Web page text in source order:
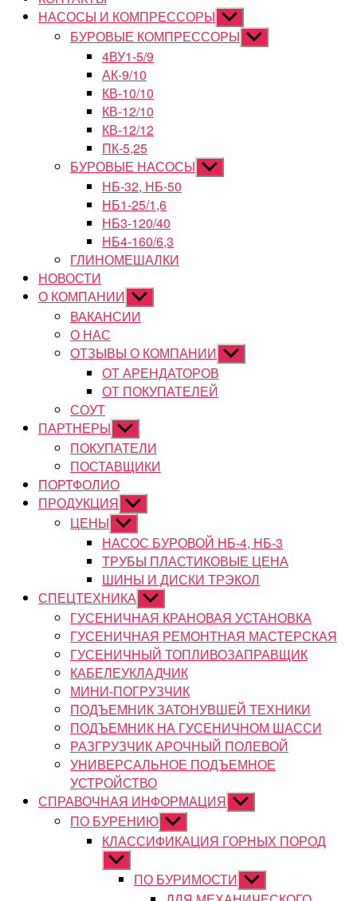
НАСОСЫ И КОМПРЕССОРЫ Показывать
подменю
БУРОВЫЕ КОМПРЕССОРЫ Показывать
подменю
4ВУ1-5/9
АК-9/10
КВ-10/10
КВ-12/10
КВ-12/12
ПК-5,25
БУРОВЫЕ НАСОСЫ Показывать
подменю
НБ-32, НБ-50
НБ1-25/1,6
НБ3-120/40
НБ4-160/6,3
ГЛИНОМЕШАЛКИ
НОВОСТИ
О КОМПАНИИ Показывать
подменю
ВАКАНСИИ
О НАС
ОТЗЫВЫ О КОМПАНИИ Показывать
подменю
ОТ АРЕНДАТОРОВ
ОТ ПОКУПАТЕЛЕЙ
СОУТ
ПАРТНЕРЫ Показывать
подменю
ПОКУПАТЕЛИ
ПОСТАВЩИКИ
ПОРТФОЛИО
ПРОДУКЦИЯ Показывать
подменю
ЦЕНЫ Показывать
подменю
НАСОС БУРОВОЙ НБ-4, НБ-3
ТРУБЫ ПЛАСТИКОВЫЕ ЦЕНА
ШИНЫ И ДИСКИ ТРЭКОЛ
СПЕЦТЕХНИКА Показывать
подменю
ГУСЕНИЧНАЯ КРАНОВАЯ УСТАНОВКА
ГУСЕНИЧНАЯ РЕМОНТНАЯ МАСТЕРСКАЯ
ГУСЕНИЧНЫЙ ТОПЛИВОЗАПРАВЩИК
КАБЕЛЕУКЛАДЧИК
МИНИ-ПОГРУЗЧИК
ПОДЪЕМНИК ЗАТОНУВШЕЙ ТЕХНИКИ
ПОДЪЕМНИК НА ГУСЕНИЧНОМ ШАССИ
РАЗГРУЗЧИК АРОЧНЫЙ ПОЛЕВОЙ
УНИВЕРСАЛЬНОЕ ПОДЪЕМНОЕ
УСТРОЙСТВО
СПРАВОЧНАЯ ИНФОРМАЦИЯ Показывать
подменю
ПО БУРЕНИЮ Показывать
подменю
КЛАССИФИКАЦИЯ ГОРНЫХ ПОРОД
Показывать
подменюПО БУРИМОСТИ Показывать
подменю